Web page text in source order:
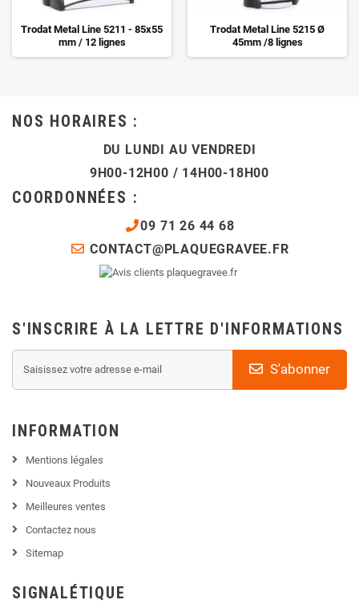
Trodat Metal Line 5211 - 85x55
mm / 12 lignes
Trodat Metal Line 5215 Ø
45mm /8 lignes
NOS HORAIRES :
DU LUNDI AU VENDREDI
9H00-12H00 / 14H00-18H00
COORDONNÉES :
09 71 26 44 68
CONTACT@PLAQUEGRAVEE.FR
S'INSCRIRE À LA LETTRE D'INFORMATIONS
S'abonner
INFORMATION
Mentions légales
Nouveaux Produits
Meilleures ventes
Contactez nous
Sitemap
SIGNALÉTIQUE